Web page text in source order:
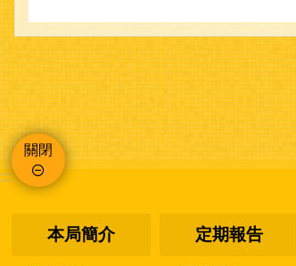
關閉
:::
本局簡介 定期報告